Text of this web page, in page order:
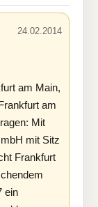
24.02.2014
am Main,
am
Mit
mit Sitz
Frankfurt
ein